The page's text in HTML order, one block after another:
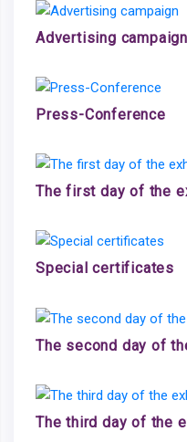
Advertising campaign
Press-Conference
The first day of the
Special certificates
The second day of
The third day of the